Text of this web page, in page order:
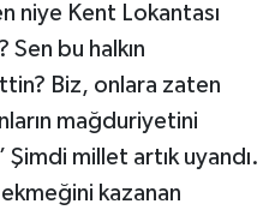
niye Kent Lokantası
Sen bu halkın
Biz, onlara zaten
mağduriyetini
Şimdi millet artık uyandı.
kazanan